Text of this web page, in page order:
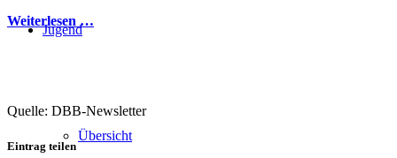
Jugend
Übersicht
Weiterlesen …
Quelle: DBB-Newsletter
Eintrag teilen